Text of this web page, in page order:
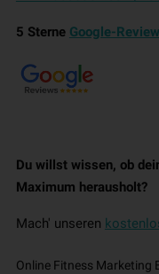
5 Sterne Google-Review
Du willst wissen, ob
Maximum herausholt?
Mach' unseren
Online Fitness Marketing